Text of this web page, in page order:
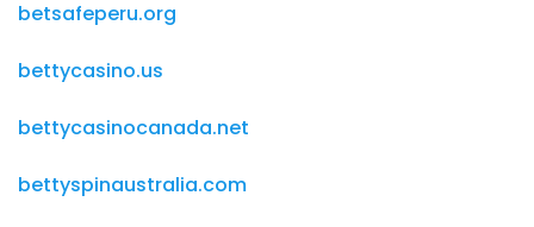
betsafeperu.org
bettycasino.us
bettycasinocanada.net
bettyspinaustralia.com